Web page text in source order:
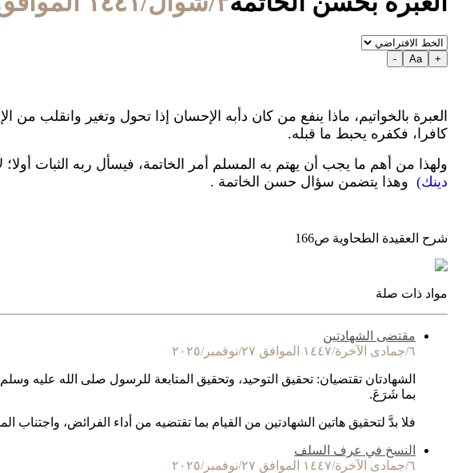
+
Aa
-
العبرة بالخواتيم، ماذا ينفع من كان دأبه الإحسان إذا تحول وتغير
كافرا، فكفره يحبط ما قبله.
ولهذا من أهم ما يجب أن يهتم به المسلم أمر الخاتمة، فيسأل ربه الثبات
دينك) وهذا يتضمن سؤال حسن الخاتمة .
شرح العقيدة الطحاوية ص166
مواد ذات صلة
مقتضى الشهادتين
٦/جمادى الآخرة/١٤٤٧ الموافق ٢٧/نوفمبر/٢٠٢٥
الشهادتان تقتضيان: تحقيق التوحيد، وتحقيق المتابعة للرسول صلى الله عليه
بما شَرَعَ.
فلا بدَّ لتحقيق هاتين الشهادتين من القيام بما تقتضيه من أداء الفرائض، واجتناب
النسخ في عرف السلف
٦/جمادى الآخرة/١٤٤٧ الموافق ٢٧/نوفمبر/٢٠٢٥